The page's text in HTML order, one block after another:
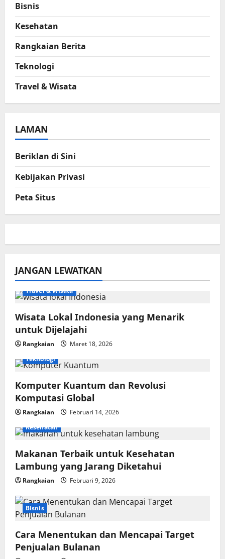
Bisnis
Kesehatan
Rangkaian Berita
Teknologi
Travel & Wisata
LAMAN
Beriklan di Sini
Kebijakan Privasi
Peta Situs
JANGAN LEWATKAN
Travel & Wisata
Wisata Lokal Indonesia yang Menarik
untuk Dijelajahi
Rangkaian
Maret 18, 2026
Teknologi
Komputer Kuantum dan Revolusi
Komputasi Global
Rangkaian
Februari 14, 2026
Kesehatan
Makanan Terbaik untuk Kesehatan
Lambung yang Jarang Diketahui
Rangkaian Februari 9, 2026
Bisnis
Cara Menentukan dan Mencapai Target
Penjualan Bulanan